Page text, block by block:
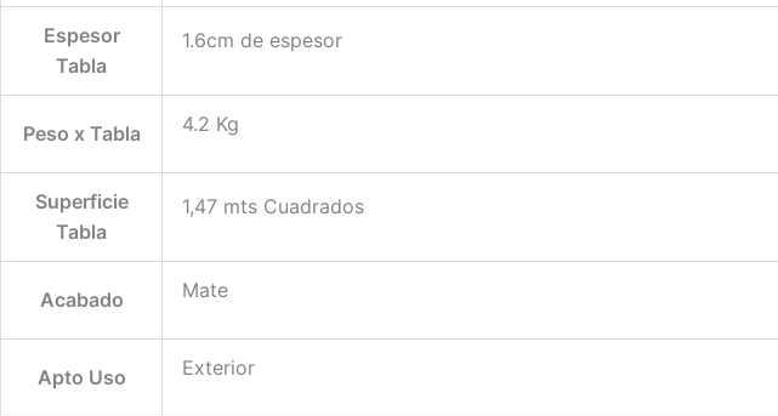
Espesor
Tabla
1.6cm de espesor
Peso x Tabla 4.2 Kg
Superficie
Tabla
1,47 mts Cuadrados
Acabado Mate
Apto Uso Exterior